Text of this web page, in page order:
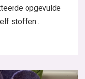
opgevulde
stoffen...